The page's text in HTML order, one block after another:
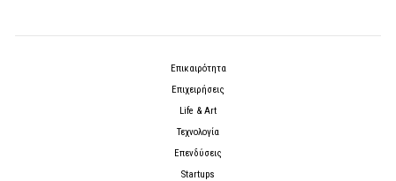
Επικαιρότητα
Επιχειρήσεις
Life & Art
Τεχνολογία
Επενδύσεις
Startups